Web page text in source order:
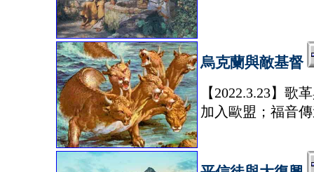
烏克蘭與敵基督
【2022.3.23】
加入歐盟；福音